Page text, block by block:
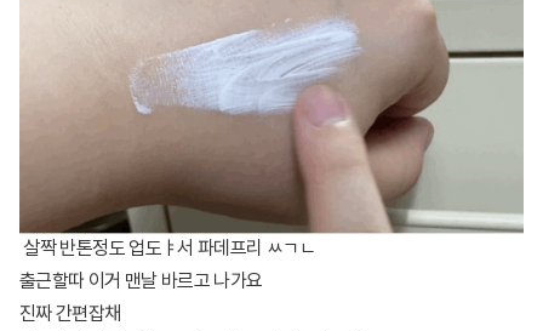
살짝 반톤정도 업도ㅑ서 파데프리 ㅆㄱㄴ
출근할따 이거 맨날 바르고 나가요
진짜 간편잡채